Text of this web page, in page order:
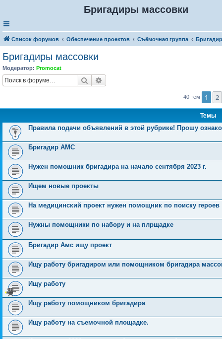
Бригадиры массовки
Список форумов Обеспечение проектов Съёмочная группа
Бригадиры массовки
Модератор: Promocat
Поиск
40 тем 1 2
Темы
Правила подачи объявлений в этой рубрике! Прошу
Бригадир АМС
Нужен помошник бригадира на начало сентября 2023 г.
Ищем новые проекты
На медицинский проект нужен помощник по поиску героев
Нужны помощники по набору и на плрщадке
Бригадир Амс ищу проект
Ищу работу бригадиром или помощником бригадира
Ищу работу
Ищу работу помощником бригадира
Ищу работу на съемочной площадке.